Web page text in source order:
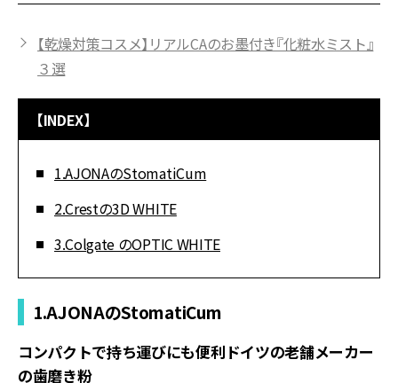
【乾燥対策コスメ】リアルCAのお墨付き『化粧水ミスト』
３選
【INDEX】
1.AJONAのStomatiCum
2.Crestの3D WHITE
3.Colgate のOPTIC WHITE
1.AJONAのStomatiCum
コンパクトで持ち運びにも便利ドイツの老舗メーカー
の歯磨き粉